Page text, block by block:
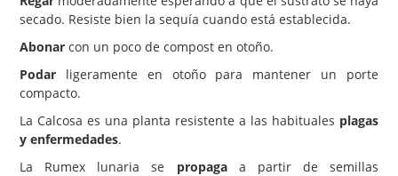
secado. Resiste bien la sequía cuando está establecida.
Abonar con un poco de compost en otoño.
Podar ligeramente en otoño para mantener un porte
compacto.
La Calcosa es una planta resistente a las habituales plagas
y enfermedades.
La Rumex lunaria se propagaa partir de semillas